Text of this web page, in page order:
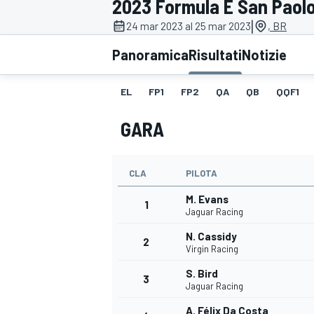
MOTOGP WEC
WRC
2023 Formula E San
24 mar 2023 al 25 mar 2023| , BR
PanoramicaRisultatiNotizie
EL FP1 FP2 QA QB QQF1
GARA
CLA PILOTA
1 M. Evans
Jaguar Racing
2 N. Cassidy
Virgin Racing
3 S. Bird
Jaguar Racing
A. Félix Da Costa